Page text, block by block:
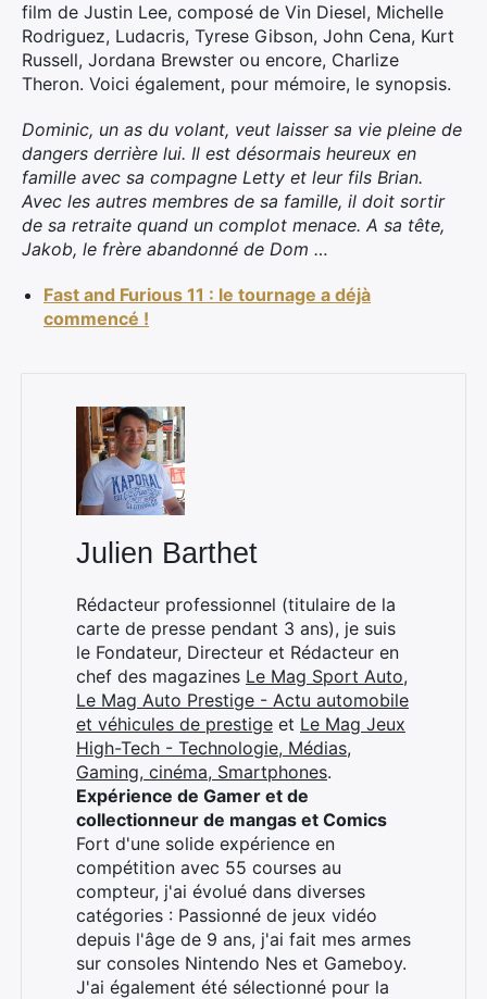
film de Justin Lee, composé de Vin Diesel, Michelle
Rodriguez, Ludacris, Tyrese Gibson, John Cena, Kurt
Russell, Jordana Brewster ou encore, Charlize
Theron. Voici également, pour mémoire, le synopsis.
Dominic, un as du volant, veut laisser sa vie pleine de
dangers derrière lui. Il est désormais heureux en
famille avec sa compagne Letty et leur fils Brian.
Avec les autres membres de sa famille, il doit sortir
de sa retraite quand un complot menace. A sa tête,
Jakob, le frère abandonné de Dom …
Fast and Furious 11 : le tournage a déjà
commencé !
Julien Barthet
Rédacteur professionnel (titulaire de la
carte de presse pendant 3 ans), je suis
le Fondateur, Directeur et Rédacteur en
chef des magazines Le Mag Sport Auto,
Le Mag Auto Prestige - Actu automobile
et véhicules de prestige et Le Mag Jeux
High-Tech - Technologie, Médias,
Gaming, cinéma, Smartphones.
Expérience de Gamer et de
collectionneur de mangas et Comics
Fort d'une solide expérience en
compétition avec 55 courses au
compteur, j'ai évolué dans diverses
catégories : Passionné de jeux vidéo
depuis l'âge de 9 ans, j'ai fait mes armes
sur consoles Nintendo Nes et Gameboy.
J'ai également été sélectionné pour la
Rechercher